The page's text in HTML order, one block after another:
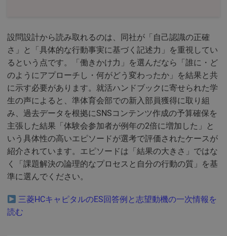
設問設計から読み取れるのは、同社が「自己認識の正確
さ」と「具体的な行動事実に基づく記述力」を重視してい
るという点です。「働きかけ力」を選んだなら「誰に・ど
のようにアプローチし・何がどう変わったか」を結果と共
に示す必要があります。就活ハンドブックに寄せられた学
生の声によると、準体育会部での新入部員獲得に取り組
み、過去データを根拠にSNSコンテンツ作成の予算確保を
主張した結果「体験会参加者が例年の2倍に増加した」と
いう具体性の高いエピソードが選考で評価されたケースが
紹介されています。エピソードは「結果の大きさ」ではな
く「課題解決の論理的なプロセスと自分の行動の質」を基
準に選んでください。
三菱HCキャピタルのES回答例と志望動機の一次情報を
読む